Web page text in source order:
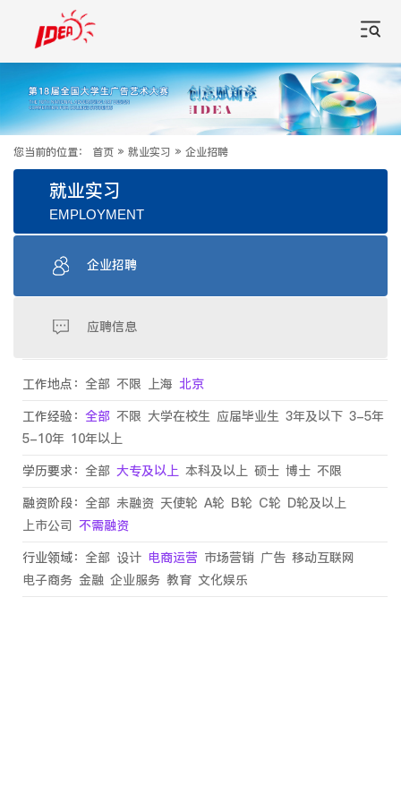
您当前的位置： 首页 » 就业实习 » 企业招聘
就业实习
EMPLOYMENT
企业招聘
应聘信息
工作地点： 全部 不限 上海 北京
工作经验： 全部 不限 大学在校生 应届毕业生 3年及以下 3-5年
5-10年 10年以上
学历要求： 全部 大专及以上 本科及以上 硕士 博士 不限
融资阶段： 全部 未融资 天使轮 A轮 B轮 C轮 D轮及以上
上市公司 不需融资
行业领域： 全部 设计 电商运营 市场营销 广告 移动互联网
电子商务 金融 企业服务 教育 文化娱乐